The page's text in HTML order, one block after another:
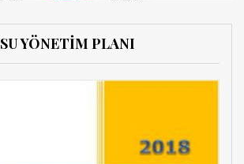
SU YÖNETİM PLANI